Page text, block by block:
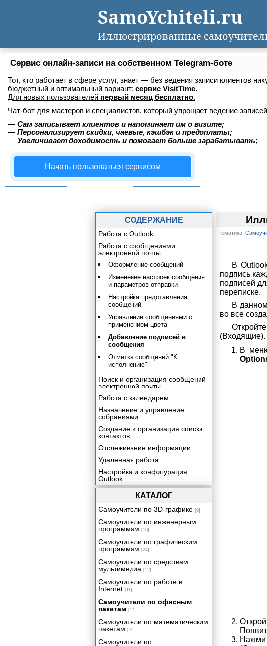
Сервис онлайн-записи на собственном Telegram-боте
Тот, кто работает в сфере услуг, знает — без ведения записи клиентов
бюджетный и оптимальный вариант: сервис VisitTime.
Для новых пользователей первый месяц бесплатно.
Чат-бот для мастеров и специалистов, который упрощает ведение
— Сам записывает клиентов и напоминает им о визите;
— Персонализирует скидки, чаевые, кэшбэк и предоплаты;
— Увеличивает доходимость и помогает больше зарабатывать;
Начать пользоваться сервисом
Тематика:
В
подпись
подписей
переписке.
В
во все
(Входящие).
В
СОДЕРЖАНИЕ
Работа с Outlook
Работа с сообщениями
электронной почты
Оформление сообщений
Изменение настроек сообщения
и параметров отправки
Настройка представления
сообщений
Управление сообщениями с
применением цвета
Добавление подписей в
сообщения
Отметка сообщений "К
исполнению"
Поиск и организация сообщений
электронной почты
Работа с календарем
Назначение и управление
собраниями
Создание и организация списка
контактов
Отслеживание информации
Удаленная работа
Настройка и конфигурация
Outlook
КАТАЛОГ
Самоучители по 3D-графике [9]
Самоучители по инженерным
программам [10]
Самоучители по графическим
программам [24]
Самоучители по средствам
мультимедиа [12]
Самоучители по работе в
Internet [11]
Самоучители по офисным
пакетам [17]
Самоучители по математическим
пакетам [10]
Самоучители по
SamoYchiteli.ru
Иллюстрированные